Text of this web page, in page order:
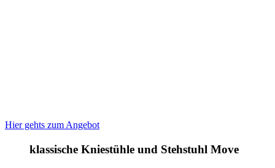
Hier gehts zum Angebot
klassische Kniestühle und Stehstuhl Move